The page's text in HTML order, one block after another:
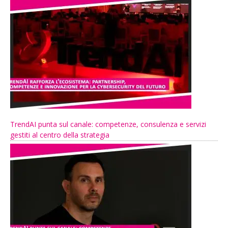
TrendAI punta sul canale: competenze, consulenza e servizi
gestiti al centro della strategia